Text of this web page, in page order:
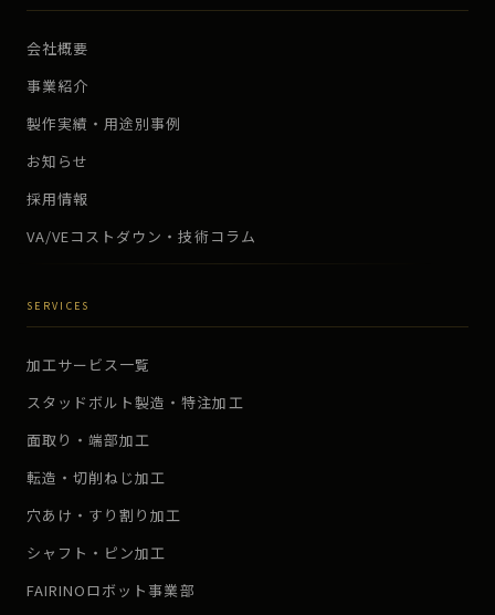
会社概要
事業紹介
製作実績・用途別事例
お知らせ
採用情報
VA/VEコストダウン・技術コラム
SERVICES
加工サービス一覧
スタッドボルト製造・特注加工
面取り・端部加工
転造・切削ねじ加工
穴あけ・すり割り加工
シャフト・ピン加工
FAIRINOロボット事業部